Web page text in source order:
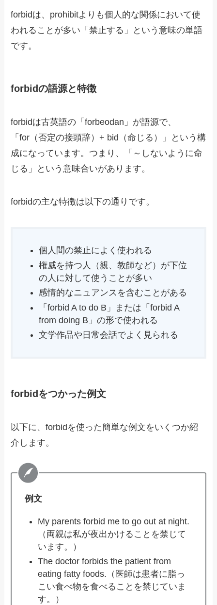
forbidは、prohibitよりも個人的な関係において使
われることが多い「禁止する」という意味の単語
です。
forbidの語源と特徴
forbidは古英語の「forbeodan」が語源で、
「for（否定の接頭辞）+ bid（命じる）」という構
成になっています。つまり、「～しないように命
じる」という意味合いがあります。
forbidの主な特徴は以下の通りです。
個人間の禁止によく使われる
権威を持つ人（親、教師など）が下位
の人に対して使うことが多い
感情的なニュアンスを含むことがある
「forbid A to do B」または「forbid A
from doing B」の形で使われる
文学作品や日常会話でよく見られる
forbidをつかった例文
以下に、forbidを使った簡単な例文をいくつか紹
介します。
例文
My parents forbid me to go out at night.
（両親は私が夜出かけることを禁じて
います。）
The doctor forbids the patient from
eating fatty foods.（医師は患者に脂っ
こい食べ物を食べることを禁じていま
す。）